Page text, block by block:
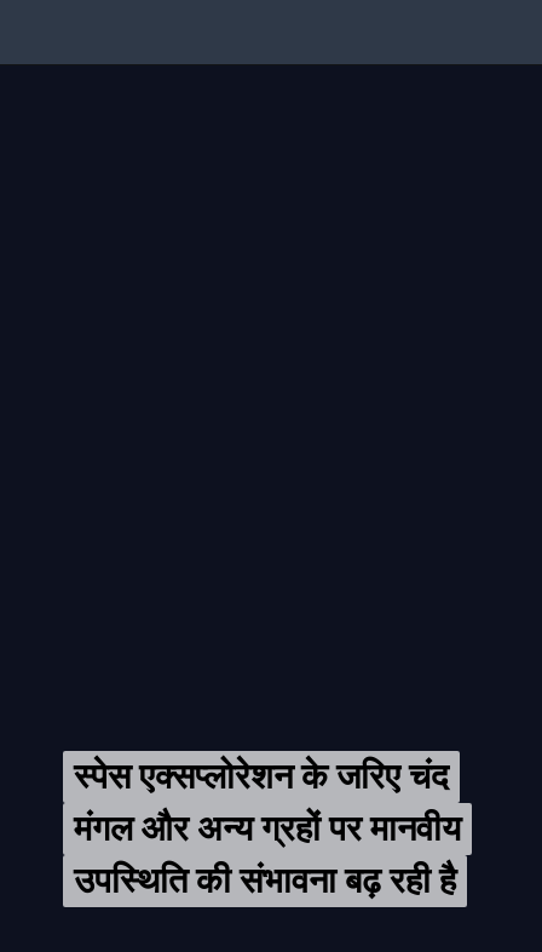
स्पेस एक्सप्लोरेशन के जरिए चंद
मंगल और अन्य ग्रहों पर मानवीय
उपस्थिति की संभावना बढ़ रही है
स्पेस एक्सप्लोरेशन के जरिए चंद
मंगल और अन्य ग्रहों पर मानवीय
उपस्थिति की संभावना बढ़ रही है